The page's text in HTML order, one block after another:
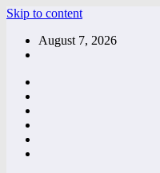
Skip to content
August 7, 2026